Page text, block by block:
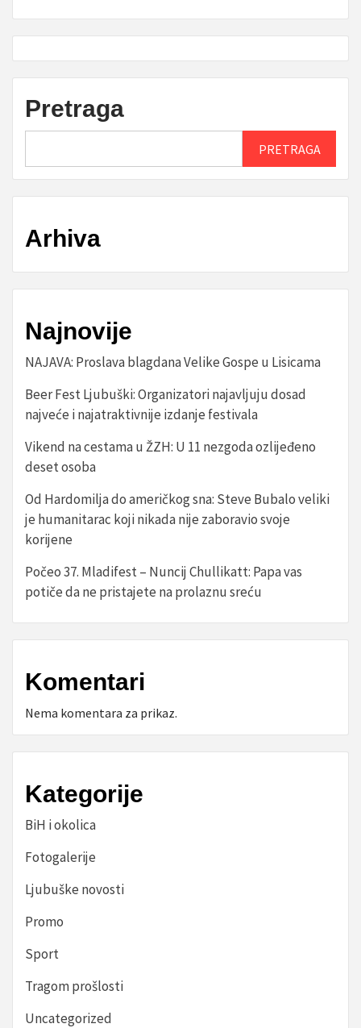
Pretraga
PRETRAGA
Arhiva
Najnovije
NAJAVA: Proslava blagdana Velike Gospe u Lisicama
Beer Fest Ljubuški: Organizatori najavljuju dosad
najveće i najatraktivnije izdanje festivala
Vikend na cestama u ŽZH: U 11 nezgoda ozlijeđeno
deset osoba
Od Hardomilja do američkog sna: Steve Bubalo veliki
je humanitarac koji nikada nije zaboravio svoje
korijene
Počeo 37. Mladifest – Nuncij Chullikatt: Papa vas
potiče da ne pristajete na prolaznu sreću
Komentari
Nema komentara za prikaz.
Kategorije
BiH i okolica
Fotogalerije
Ljubuške novosti
Promo
Sport
Tragom prošlosti
Uncategorized